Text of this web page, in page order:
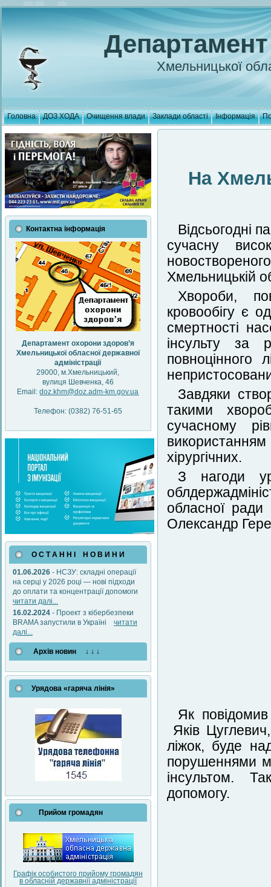
Хмельницької
Головна ДОЗ ХОДА Очищення влади Заклади області Інформація
Контактна інформація
Департамент охорони здоров’я
Хмельницької обласної державної
адміністрації
29000, м.Хмельницький,
вулиця Шевченка, 46
Email:doz.khm@doz.adm-km.gov.ua
Телефон: (0382) 76-51-65
О С Т А Н Н І Н О В И Н И
01.06.2026 - НСЗУ: складні операції
на серці у 2026 році — нові підходи
до оплати та концентрації допомоги
читати далі...
16.02.2024 - Проект з кібербезпеки
BRAMA запустили в Україні читати
далі...
Архів новин ↓ ↓ ↓
Урядова «гаряча лінія»
Прийом громадян
Графік особистого прийому громадян
в обласній державнії адміністрації
На
Відсьогодні
сучасну
Хмельницькій
Хвороби,
кровообігу є
смертності
інсульту за
повноцінного
Завдяки
такими
сучасному
хірургічних.
З нагоди
обласної
Олександр
Як
Яків
ліжок, буде
порушеннями
інсультом.
допомогу.